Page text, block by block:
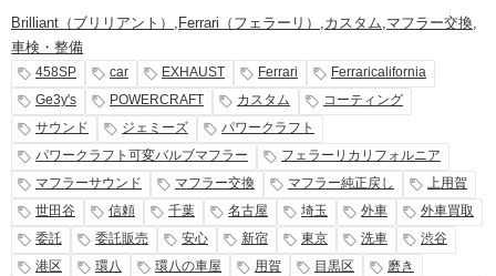
Brilliant（ブリリアント） , Ferrari（フェラーリ） ,カスタム,マフラー交換,
車検・整備
458SP car EXHAUST Ferrari
Ferraricalifornia
Ge3y's
POWERCRAFT カスタム
コーティング
サウンド
ジェミーズ
パワークラフト
パワークラフト可変バルブマフラー
フェラーリカリフォルニア
マフラーサウンド
マフラー交換 マフラー純正戻し
上用賀
世田谷
信頼 千葉 名古屋 埼玉 外車
外車買取
委託
委託販売 安心 新宿 東京 洗車
渋谷
港区
環八 環八の車屋 用賀 目黒区
磨き